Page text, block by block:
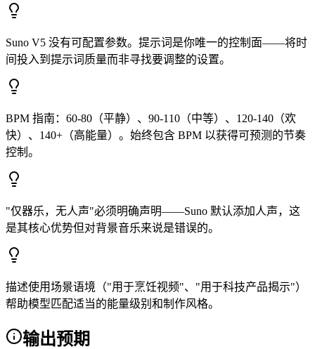
Suno V5 没有可配置参数。提示词是你唯一的控制面——将时
间投入到提示词质量而非寻找要调整的设置。
BPM 指南：60-80（平静）、90-110（中等）、120-140（欢
快）、140+（高能量）。始终包含 BPM 以获得可预测的节奏
控制。
"仅器乐，无人声"必须明确声明——Suno 默认添加人声，这
是其核心优势但对背景音乐来说是错误的。
描述使用场景语境（"用于烹饪视频"、"用于科技产品揭示"）
帮助模型匹配适当的能量级别和制作风格。
输出预期